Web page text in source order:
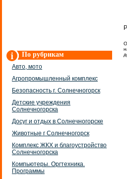
По рубрикам
Авто, мото
Агропромышленный комплекс
Безопасность г. Солнечногорск
Детские учреждения
Солнечногорска
Досуг и отдых в Солнечногорске
Животные г Солнечногорск
Комплекс ЖКХ и благоустройство
Солнечногорска
Компьютеры. Оргтехника.
Программы